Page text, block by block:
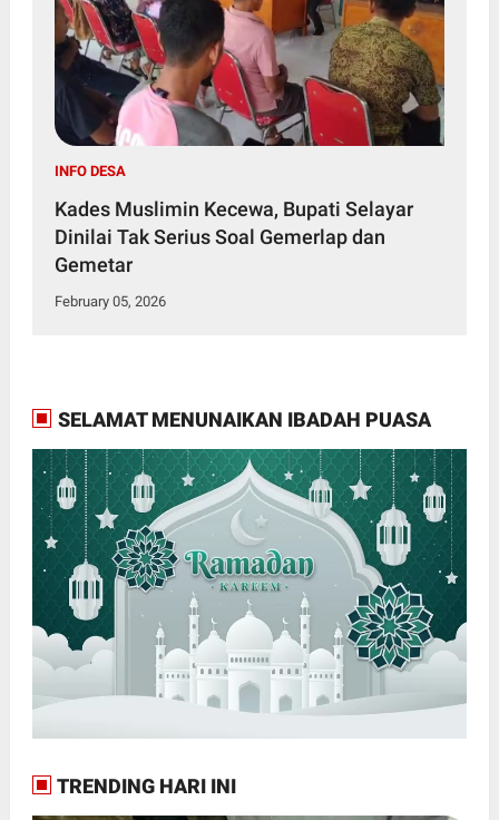
INFO DESA
Kades Muslimin Kecewa, Bupati Selayar
Dinilai Tak Serius Soal Gemerlap dan
Gemetar
February 05, 2026
SELAMAT MENUNAIKAN IBADAH PUASA
TRENDING HARI INI